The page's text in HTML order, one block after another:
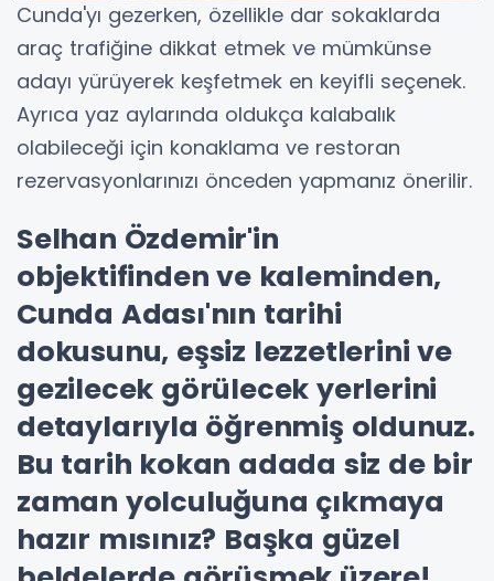
Cunda'yı gezerken, özellikle dar sokaklarda
araç trafiğine dikkat etmek ve mümkünse
adayı yürüyerek keşfetmek en keyifli seçenek.
Ayrıca yaz aylarında oldukça kalabalık
olabileceği için konaklama ve restoran
rezervasyonlarınızı önceden yapmanız önerilir.
Selhan Özdemir'in
objektifinden ve kaleminden,
Cunda Adası'nın tarihi
dokusunu, eşsiz lezzetlerini ve
gezilecek görülecek yerlerini
detaylarıyla öğrenmiş oldunuz.
Bu tarih kokan adada siz de bir
zaman yolculuğuna çıkmaya
hazır mısınız? Başka güzel